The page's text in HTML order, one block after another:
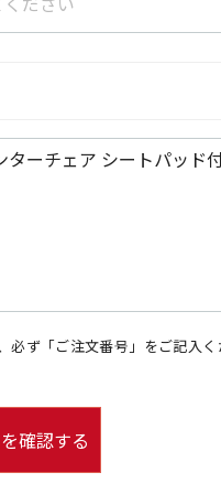
ず「ご注文番号」をご記入
確認する